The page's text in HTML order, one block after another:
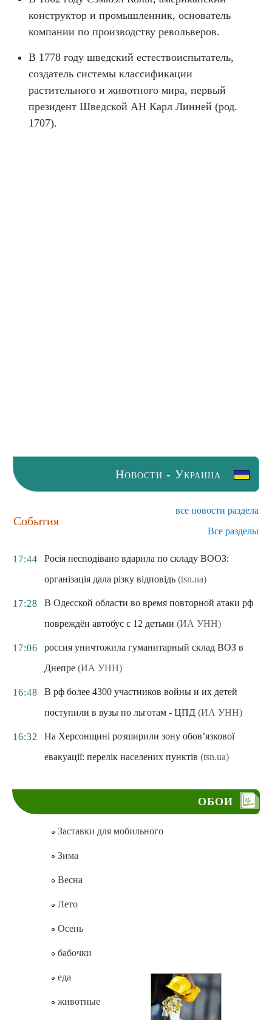
конструктор и промышленник, основатель
компании по производству револьверов.
В 1778 году шведский естествоиспытатель,
создатель системы классификации
растительного и животного мира, первый
президент Шведской АН Карл Линней (род.
1707).
Новости - Украина
События
все новости раздела
Все разделы
17:44
Росія несподівано вдарила по складу ВООЗ:
організація дала різку відповідь (tsn.ua)
17:28
В Одесской области во время повторной атаки рф
повреждён автобус с 12 детьми (ИА УНН)
17:06
россия уничтожила гуманитарный склад ВОЗ в
Днепре (ИА УНН)
16:48
В рф более 4300 участников войны и их детей
поступили в вузы по льготам - ЦПД (ИА УНН)
16:32
На Херсонщині розширили зону обов’язкової
евакуації: перелік населених пунктів (tsn.ua)
ОБОИ
Заставки для мобильного
Зима
Весна
Лето
Осень
бабочки
еда
животные